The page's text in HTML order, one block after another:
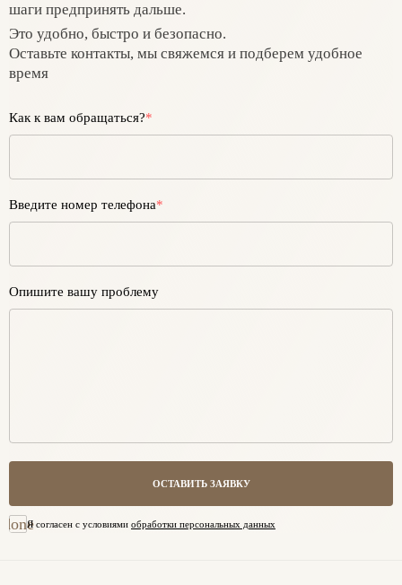
шаги предпринять дальше.
Это удобно, быстро и безопасно.
Оставьте контакты, мы свяжемся и подберем удобное
время
Как к вам обращаться?*
Введите номер телефона*
Опишите вашу проблему
ОСТАВИТЬ ЗАЯВКУ
doneЯ согласен с условиями обработки персональных данных